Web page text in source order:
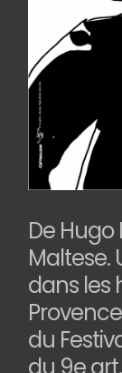
De
Maltese.
dans les
du